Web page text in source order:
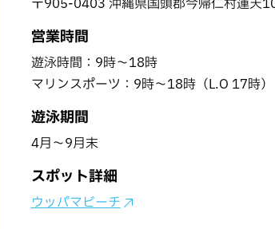
〒905-0403 沖縄県国頭郡今帰仁村運天
営業時間
遊泳時間：9時～18時
マリンスポーツ：9時～18時（L.O 17時）
遊泳期間
4月～9月末
スポット詳細
ウッパマビーチ